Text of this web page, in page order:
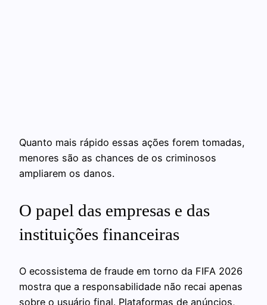
Quanto mais rápido essas ações forem tomadas,
menores são as chances de os criminosos
ampliarem os danos.
O papel das empresas e das
instituições financeiras
O ecossistema de fraude em torno da FIFA 2026
mostra que a responsabilidade não recai apenas
sobre o usuário final. Plataformas de anúncios,